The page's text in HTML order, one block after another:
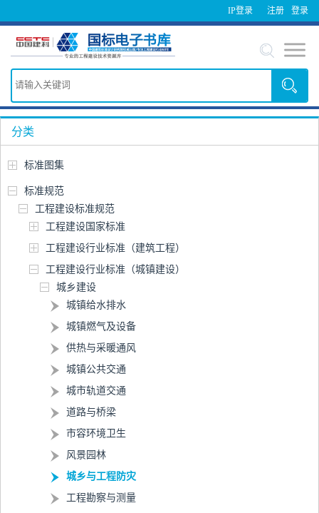
IP登录 登录
注册
分类
标准图集
标准规范
工程建设标准规范
工程建设国家标准
工程建设行业标准（建筑工程）
工程建设行业标准（城镇建设）
城乡建设
城镇给水排水
城镇燃气及设备
供热与采暖通风
城镇公共交通
城市轨道交通
道路与桥梁
市容环境卫生
风景园林
城乡与工程防灾
工程勘察与测量